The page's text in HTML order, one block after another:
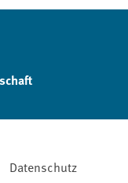
Datenschutz